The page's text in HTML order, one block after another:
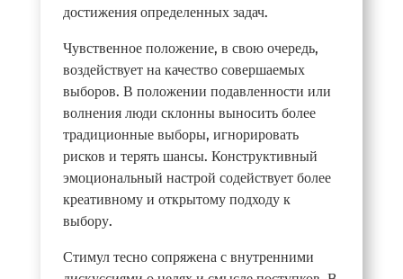
достижения определенных задач.
Чувственное положение, в свою очередь,
воздействует на качество совершаемых
выборов. В положении подавленности или
волнения люди склонны выносить более
традиционные выборы, игнорировать
рисков и терять шансы. Конструктивный
эмоциональный настрой содействует более
креативному и открытому подходу к
выбору.
Стимул тесно сопряжена с внутренними